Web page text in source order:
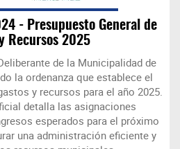
- Presupuesto General de
Recursos 2025
de la Municipalidad de
la ordenanza que establece el
y recursos para el año 2025.
detalla las asignaciones
esperados para el próximo
una administración eficiente y